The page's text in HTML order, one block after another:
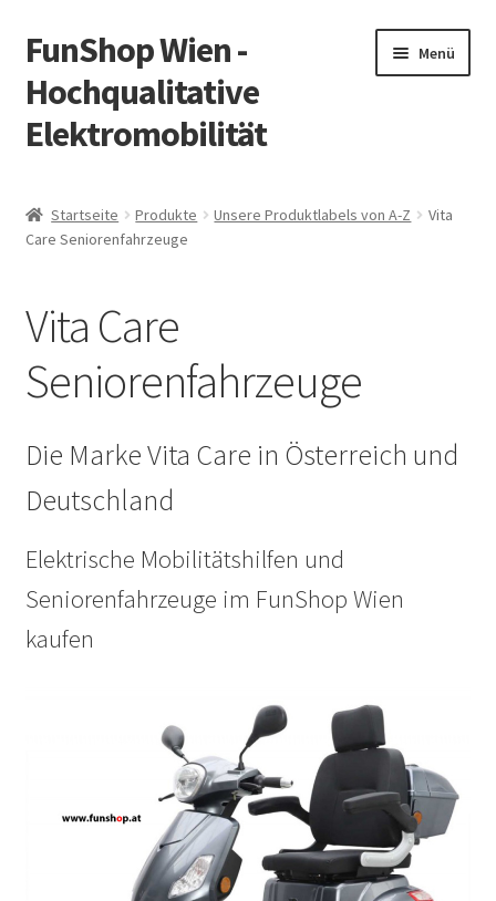
Zur
Navigation
springen
Zum
Inhalt
springen
FunShop Wien -
Hochqualitative
Elektromobilität
Menü
öffnen
Informationen zur Rechtslage in Österreich
Startseite Produkte Unsere Produktlabels von A-Z
Vita
Care Seniorenfahrzeuge
Vita Care
Seniorenfahrzeuge
Die Marke Vita Care in Österreich und
Deutschland
Elektrische Mobilitätshilfen und
Seniorenfahrzeuge im FunShop Wien
kaufen